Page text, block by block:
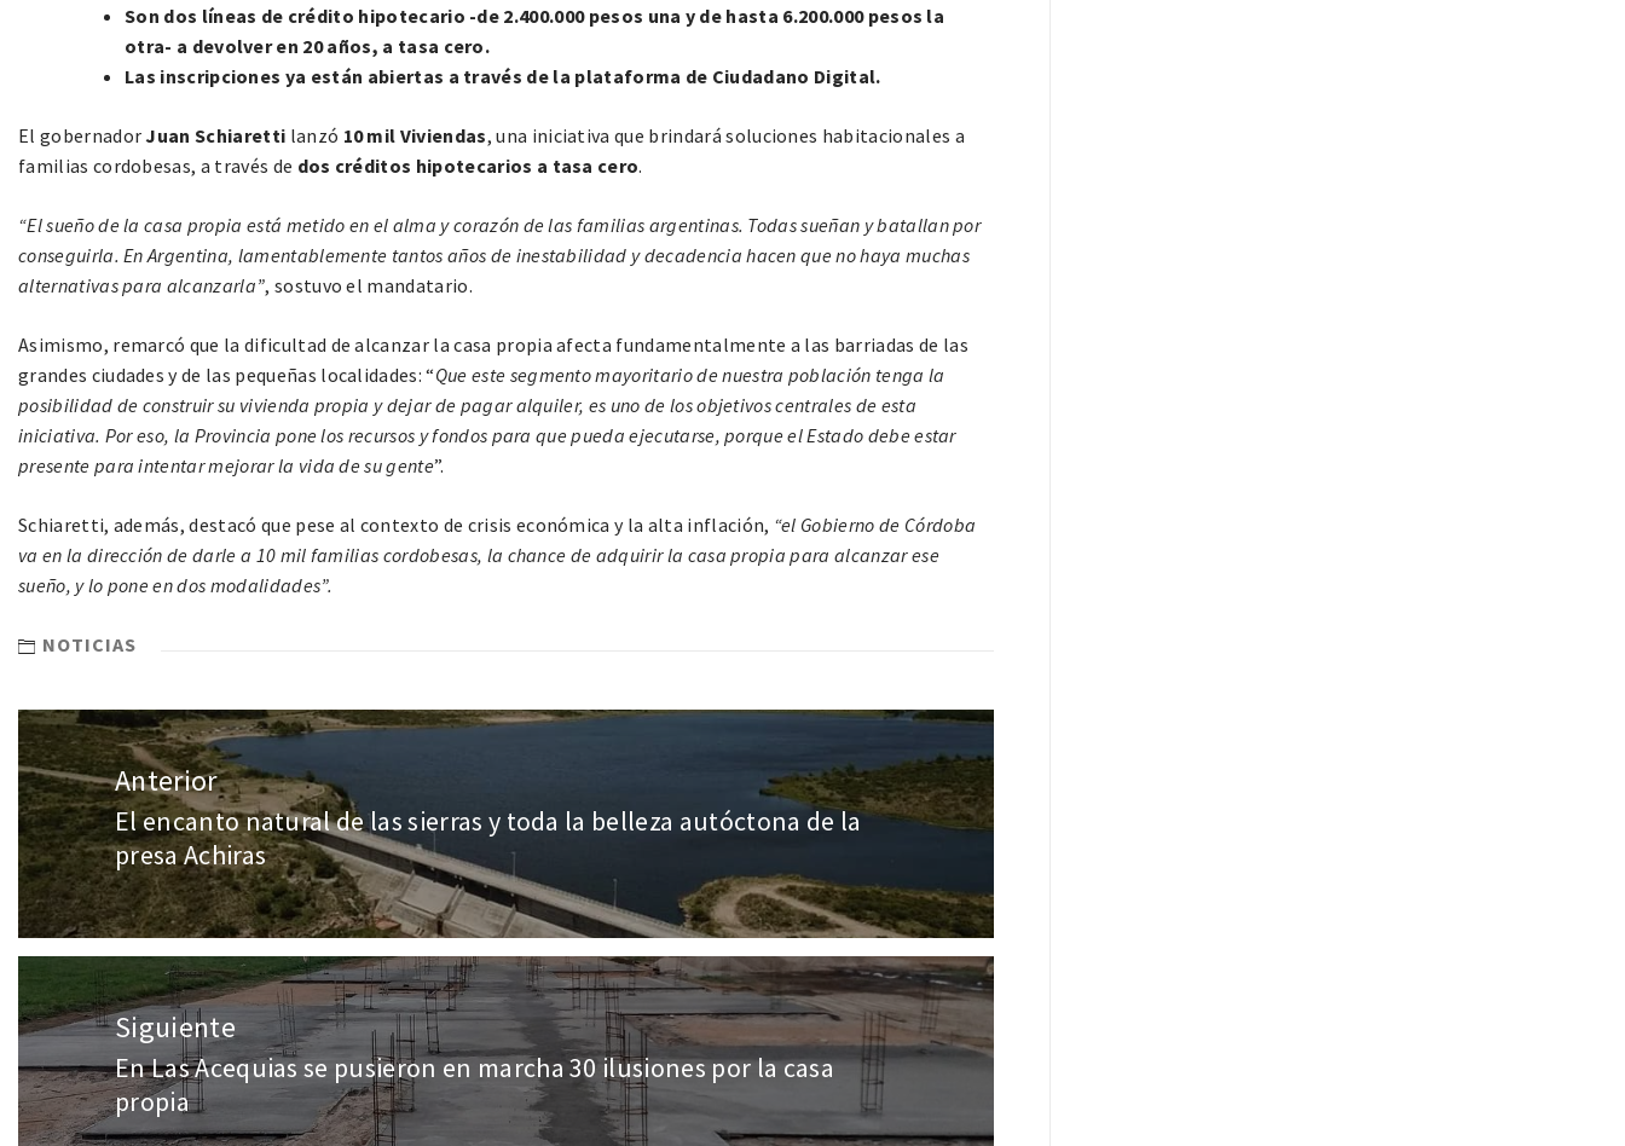
Son dos líneas de crédito hipotecario -de 2.400.000 pesos una y de hasta 6.200.000 pesos la
otra- a devolver en 20 años, a tasa cero.
Las inscripciones ya están abiertas a través de la plataforma de Ciudadano Digital.
El gobernadorJuan Schiaretti lanzó 10 mil Viviendas, una iniciativa que brindará soluciones habitacionales a
familias cordobesas, a través de dos créditos hipotecarios a tasa cero.
“El sueño de la casa propia está metido en el alma y corazón de las familias argentinas. Todas sueñan y batallan por
conseguirla. En Argentina, lamentablemente tantos años de inestabilidad y decadencia hacen que no haya muchas
alternativas para alcanzarla”, sostuvo el mandatario.
Asimismo, remarcó que la dificultad de alcanzar la casa propia afecta fundamentalmente a las barriadas de las
grandes ciudades y de las pequeñas localidades: “Que este segmento mayoritario de nuestra población tenga la
posibilidad de construir su vivienda propia y dejar de pagar alquiler, es uno de los objetivos centrales de esta
iniciativa. Por eso, la Provincia pone los recursos y fondos para que pueda ejecutarse, porque el Estado debe estar
presente para intentar mejorar la vida de su gente”.
Schiaretti, además, destacó que pese al contexto de crisis económica y la alta inflación, “el Gobierno de Córdoba
va en la dirección de darle a 10 mil familias cordobesas, la chance de adquirir la casa propiapara alcanzar ese
sueño, y lo pone en dos modalidades”.
NOTICIAS
Anterior
El encanto natural de las sierras y toda la belleza autóctona de la
presa Achiras
Siguiente
En Las Acequias se pusieron en marcha 30 ilusiones por la casa
propia